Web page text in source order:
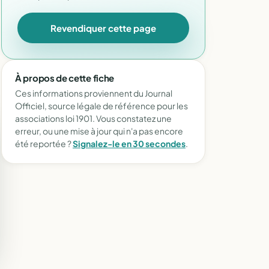
Revendiquer cette page
À propos de cette fiche
Ces informations proviennent du Journal
Officiel, source légale de référence pour les
associations loi 1901. Vous constatez une
erreur, ou une mise à jour qui n'a pas encore
été reportée ?Signalez-le en 30 secondes.